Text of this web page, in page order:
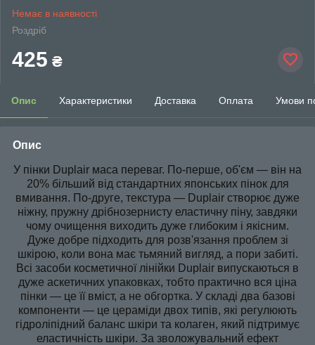
Немає в наявності
Роздріб
425 ₴
Опис Характеристики Доставка Оплата Умови
Опис
У пінки Duplair маса переваг. По-перше, об'єм — він на
20% більший від стандартних японських пінок для
вмивання. По-друге, текстура — Duplair створює дуже
ніжну, пружну дрібнозернисту еластичну піну, завдяки
чому очищення виходить дуже глибоким і якісним.
Дуже добре підходить для розв'язання проблем зі
шкірою, коли вона має тьмяний вигляд, а пори забиті.
Всі засоби косметичної лінійки Duplair випускаються в
дуже аскетичних упаковках, тобто практично вся ціна
пінки — це її вміст, а не обгортка. У складі два базові
компоненти — це цераміди двох типів, які регулюють
гідроліпідний баланс шкіри та колаген, який підтримує
еластичність шкіри. За зволожувальний ефект